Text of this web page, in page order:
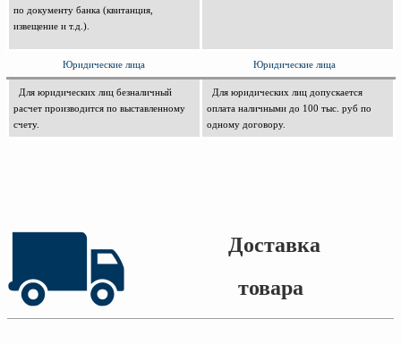
по документу банка (квитанция,
извещение и т.д.).
Юридические лица Юридические лица
Для юридических лиц безналичный
расчет производится по выставленному
счету.
Для юридических лиц допускается
оплата наличными до 100 тыс. руб по
одному договору.
Доставка
товара